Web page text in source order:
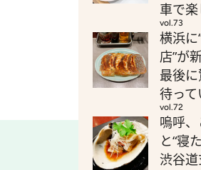
車で
vol.73
横浜に
店”が
最後
待って
vol.72
嗚呼
と“寝
渋谷